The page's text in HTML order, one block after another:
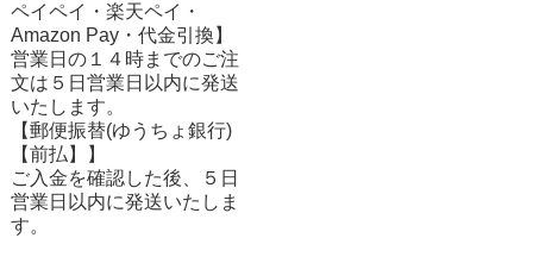
ペイペイ・楽天ペイ・
Amazon Pay・ 代金引換】
営業日の１４時までのご注
文は５日営業日以内に発送
いたします。
【郵便振替(ゆうちょ銀行)
【前払】】
ご入金を確認した後、５日
営業日以内に発送いたしま
す。